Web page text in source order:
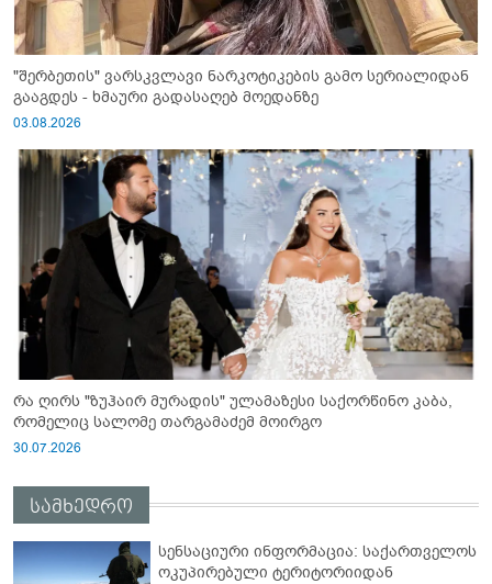
"შერბეთის" ვარსკვლავი ნარკოტიკების გამო სერიალიდან
გააგდეს - ხმაური გადასაღებ მოედანზე
03.08.2026
რა ღირს "ზუჰაირ მურადის" ულამაზესი საქორწინო კაბა,
რომელიც სალომე თარგამაძემ მოირგო
30.07.2026
სამხედრო
სენსაციური ინფორმაცია: საქართველოს
ოკუპირებული ტერიტორიიდან